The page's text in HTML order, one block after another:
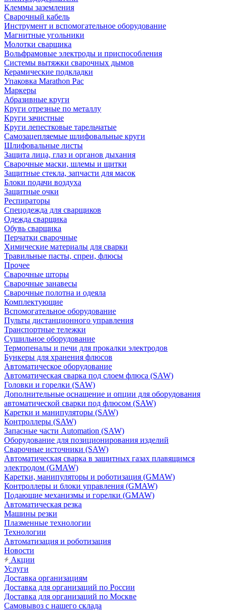
Клеммы заземления
Сварочный кабель
Инструмент и вспомогательное оборудование
Магнитные угольники
Молотки сварщика
Вольфрамовые электроды и приспособления
Системы вытяжки сварочных дымов
Керамические подкладки
Упаковка Marathon Pac
Маркеры
Абразивные круги
Круги отрезные по металлу
Круги зачистные
Круги лепестковые тарельчатые
Самозацепляемые шлифовальные круги
Шлифовальные листы
Защита лица, глаз и органов дыхания
Сварочные маски, шлемы и щитки
Защитные стекла, запчасти для масок
Блоки подачи воздуха
Защитные очки
Респираторы
Спецодежда для сварщиков
Одежда сварщика
Обувь сварщика
Перчатки сварочные
Химические материалы для сварки
Травильные пасты, спреи, флюсы
Прочее
Сварочные шторы
Сварочные занавесы
Сварочные полотна и одеяла
Комплектующие
Вспомогательное оборудование
Пульты дистанционного управления
Транспортные тележки
Сушильное оборудование
Термопеналы и печи для прокалки электродов
Бункеры для хранения флюсов
Автоматическое оборудование
Автоматическая сварка под слоем флюса (SAW)
Головки и горелки (SAW)
Дополнительные оснащение и опции для оборудования
автоматической сварки под флюсом (SAW)
Каретки и манипуляторы (SAW)
Контроллеры (SAW)
Запасные части Automation (SAW)
Оборудование для позиционирования изделий
Сварочные источники (SAW)
Автоматическая сварка в защитных газах плавящимся
электродом (GMAW)
Каретки, манипуляторы и роботизация (GMAW)
Контроллеры и блоки управления (GMAW)
Подающие механизмы и горелки (GMAW)
Автоматическая резка
Машины резки
Плазменные технологии
Технологии
Автоматизация и роботизация
Новости
Акции
Услуги
Доставка организациям
Доставка для организаций по России
Доставка для организаций по Москве
Самовывоз с нашего склада